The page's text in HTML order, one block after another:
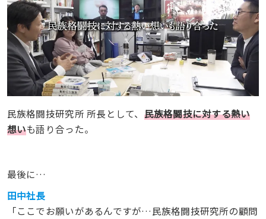
民族格闘技研究所 所長として、 民族格闘技に対する熱い
想いも語り合った。
最後に…
田中社長
「ここでお願いがあるんですが…民族格闘技研究所の顧問